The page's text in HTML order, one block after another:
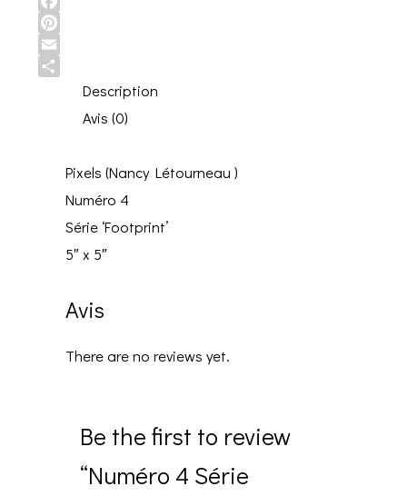
Facebook
Pinterest
Email
Description
Avis (0)
Pixels (Nancy Létourneau )
Numéro 4
Série ‘Footprint’
5″ x 5″
Avis
There are no reviews yet.
Be the first to review
“Numéro 4 Série